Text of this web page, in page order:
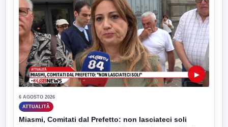
▶
6 AGOSTO 2026
ATTUALITÀ
Miasmi, Comitati dal Prefetto: non lasciateci soli